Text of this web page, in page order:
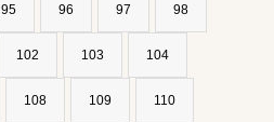
95 96 97 98
102 103 104
108 109 110